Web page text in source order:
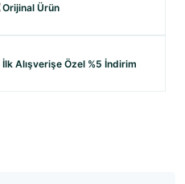
Orijinal Ürün
İlk Alışverişe Özel %5 İndirim